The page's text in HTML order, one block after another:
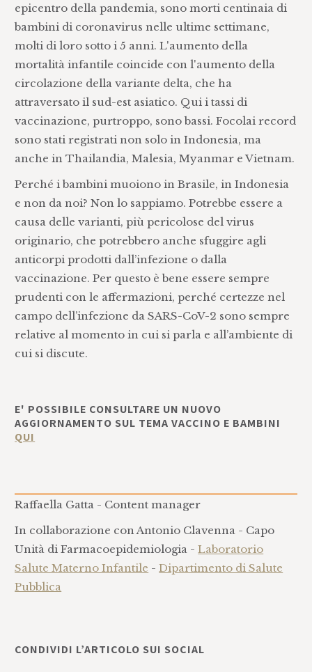
epicentro della pandemia, sono morti centinaia di
bambini di coronavirus nelle ultime settimane,
molti di loro sotto i 5 anni. L'aumento della
mortalità infantile coincide con l'aumento della
circolazione della variante delta, che ha
attraversato il sud-est asiatico. Qui i tassi di
vaccinazione, purtroppo, sono bassi. Focolai record
sono stati registrati non solo in Indonesia, ma
anche in Thailandia, Malesia, Myanmar e Vietnam.
Perché i bambini muoiono in Brasile, in Indonesia
e non da noi? Non lo sappiamo. Potrebbe essere a
causa delle varianti, più pericolose del virus
originario, che potrebbero anche sfuggire agli
anticorpi prodotti dall’infezione o dalla
vaccinazione. Per questo è bene essere sempre
prudenti con le affermazioni, perché certezze nel
campo dell’infezione da SARS-CoV-2 sono sempre
relative al momento in cui si parla e all’ambiente di
cui si discute.
E' POSSIBILE CONSULTARE UN NUOVO
AGGIORNAMENTO SUL TEMA VACCINO E BAMBINI
QUI
Raffaella Gatta - Content manager
In collaborazione con Antonio Clavenna - Capo
Unità di Farmacoepidemiologia -Laboratorio
Salute Materno Infantile -Dipartimento di Salute
Pubblica
CONDIVIDI L’ARTICOLO SUI SOCIAL